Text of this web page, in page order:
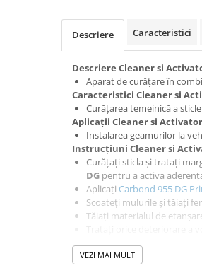
Șuruburi Gips Carton
Piese pentru CD si UA
Dibluri Gips Carton
Profile Gips Carton
Ipsos îmbinare Gips Carton
Plăci Gips Carton
Acoperiri Elastice, Textile și din
Adezivi Acoperiri Elastice și Textile
Adezivi Parchet și Lemn
Colțare Protecție
Descriere Caracteristici
Descriere Cleaner si
Aparat de curățare în
Caracteristici Cleaner si
Curățarea temeinică a
Aplicații Cleaner si
Instalarea geamurilor la
Instrucțiuni Cleaner si
Curățați sticla și tratați
DG pentru a activa
Aplicați Carbond 955 DG
Scoateți mulurile și tăiați
Tăiați materialul de
Aplicați etanșant pentru
sau pe mașină
VEZI MAI MULT